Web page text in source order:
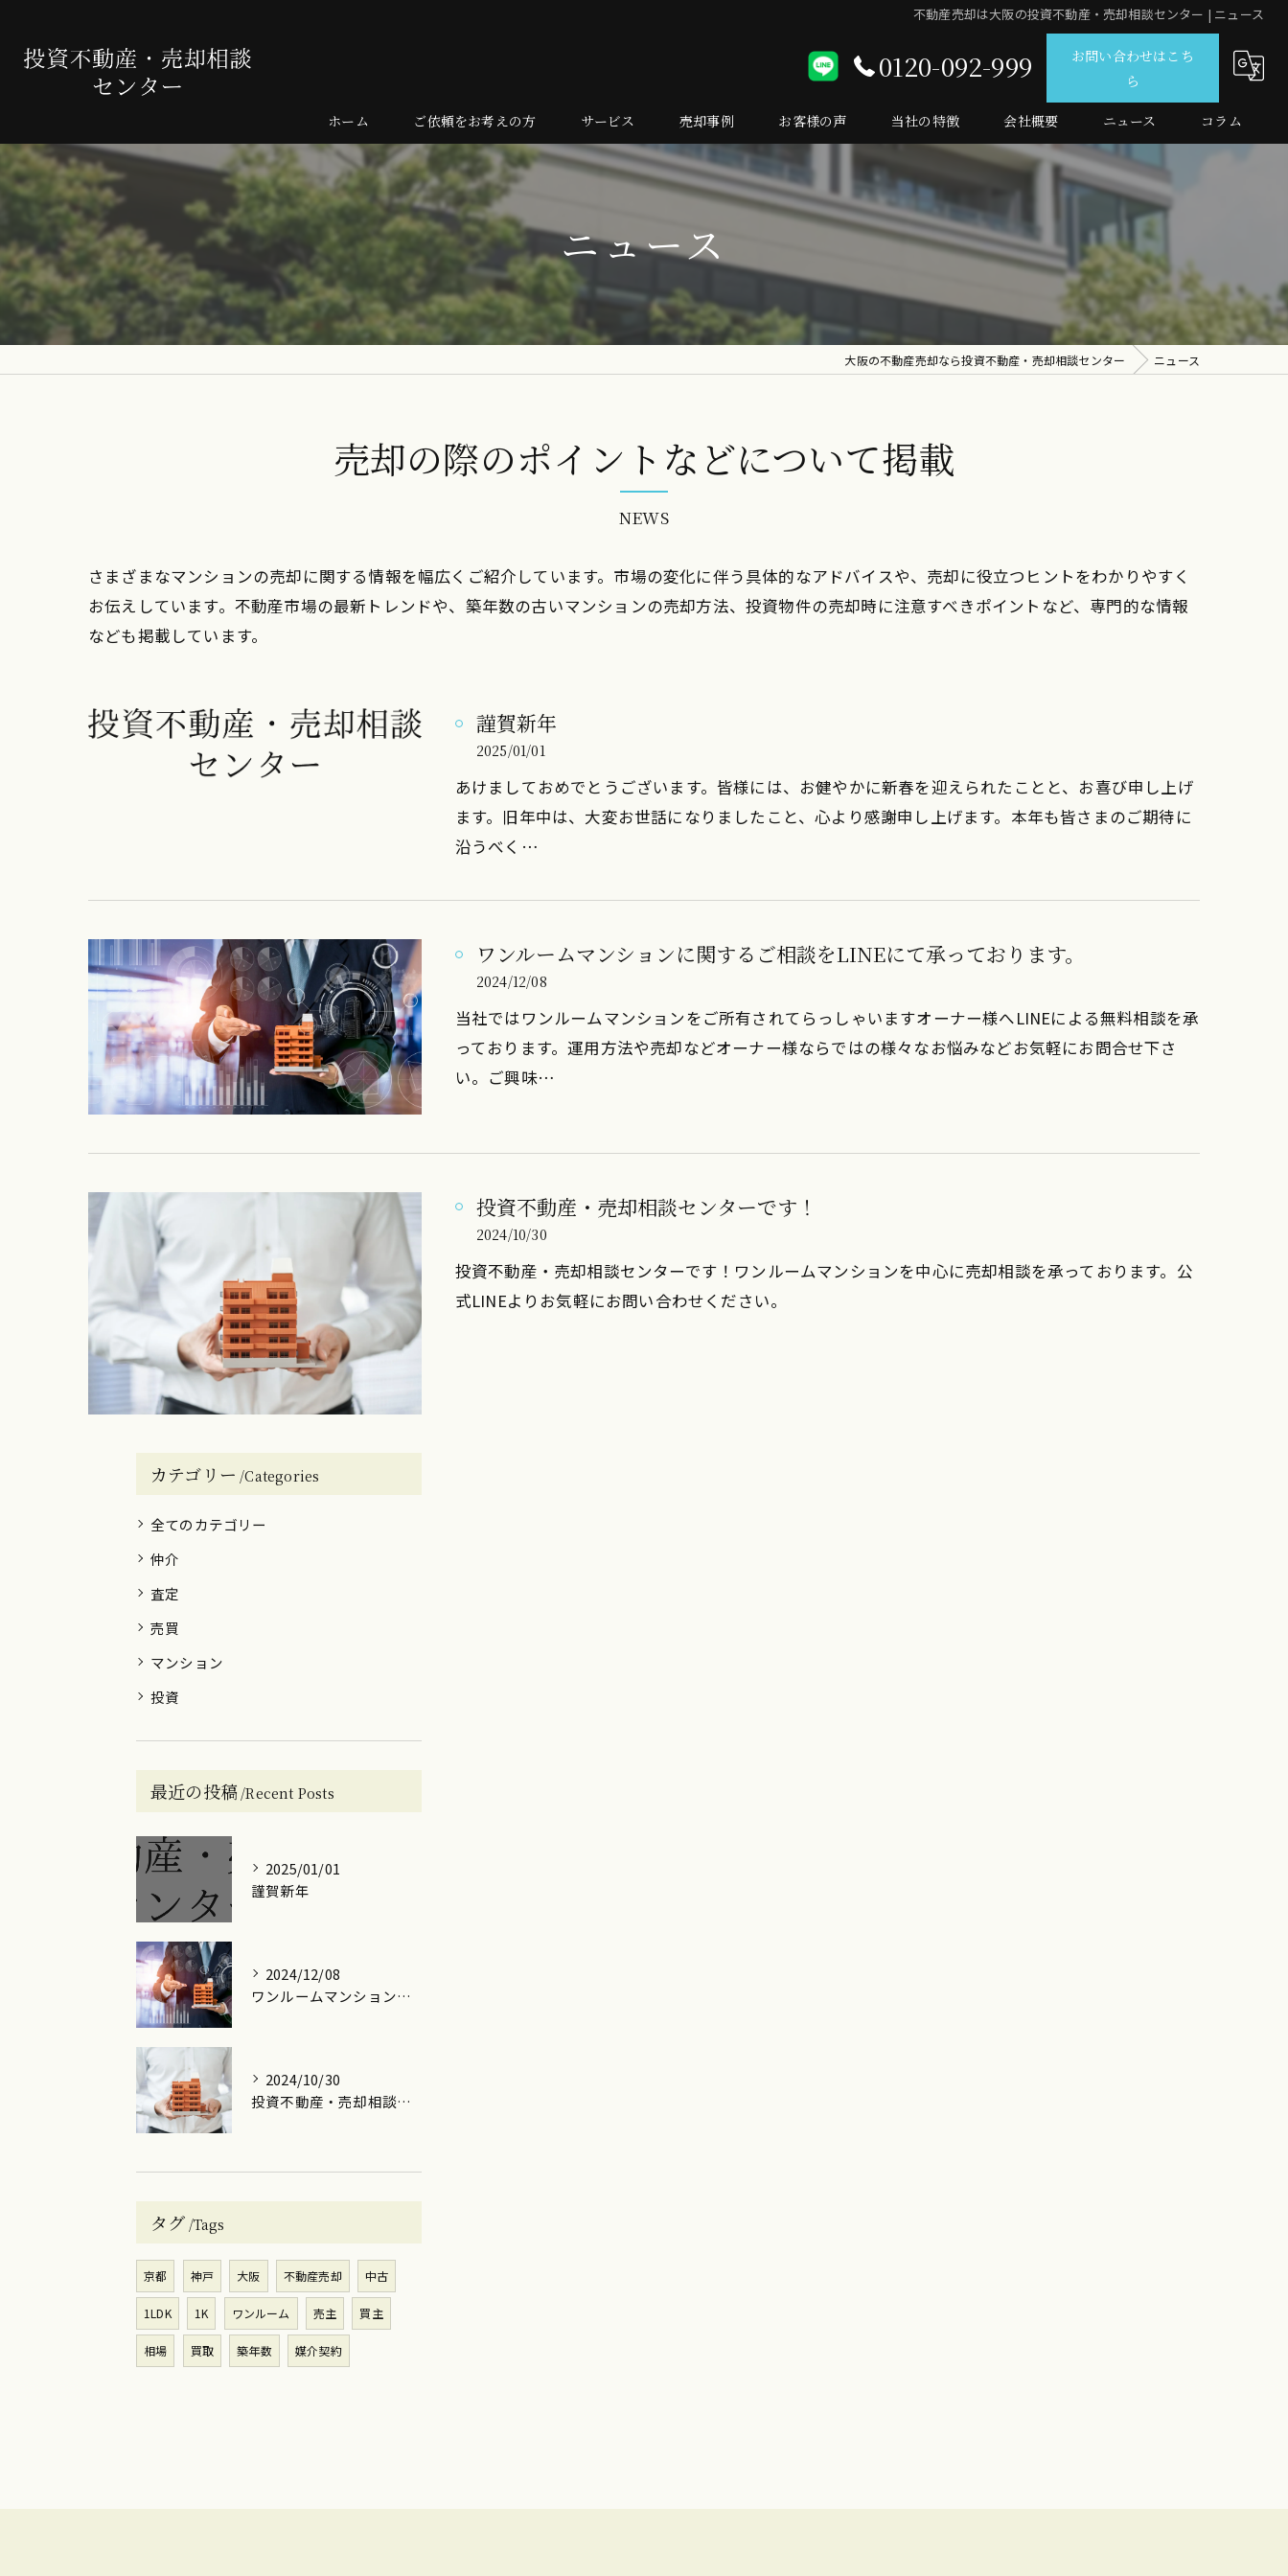
不動産売却は大阪の投資不動産・売却相談センター | ニュース
0120-092-999
お問い合わせはこち
ら
ホーム ご依頼をお考えの方
売却の流れ
よくある質問
サービス 売却事例 お客様の声 当社の特徴
仲介
査定
マンション
投資
会社概要 ニュース コラム
ニュース
大阪の不動産売却なら投資不動産・売却相談センター ニュース
売却の際のポイントなどについて掲載
NEWS
さまざまなマンションの売却に関する情報を幅広くご紹介しています。市場の変化に伴う具体的なアドバイスや、売却に役立つヒントをわかりやすく
お伝えしています。不動産市場の最新トレンドや、築年数の古いマンションの売却方法、投資物件の売却時に注意すべきポイントなど、専門的な情報
なども掲載しています。
謹賀新年
2025/01/01
あけましておめでとうございます。皆様には、お健やかに新春を迎えられたことと、お喜び申し上げ
ます。旧年中は、大変お世話になりましたこと、心より感謝申し上げます。本年も皆さまのご期待に
沿うべく…
ワンルームマンションに関するご相談をLINEにて承っております。
2024/12/08
当社ではワンルームマンションをご所有されてらっしゃいますオーナー様へLINEによる無料相談を承
っております。運用方法や売却などオーナー様ならではの様々なお悩みなどお気軽にお問合せ下さ
い。ご興味…
投資不動産・売却相談センターです！
2024/10/30
投資不動産・売却相談センターです！ワンルームマンションを中心に売却相談を承っております。公
式LINEよりお気軽にお問い合わせください。
カテゴリー Categories
全てのカテゴリー
仲介
査定
売買
マンション
投資
最近の投稿 Recent Posts
2025/01/01
謹賀新年
2024/12/08
ワンルームマンションに関するご相談をLINEにて承っております。
2024/10/30
投資不動産・売却相談センターです！
タグ Tags
京都 神戸 大阪 不動産売却 中古
1LDK 1K ワンルーム 売主 買主
相場 買取 築年数 媒介契約